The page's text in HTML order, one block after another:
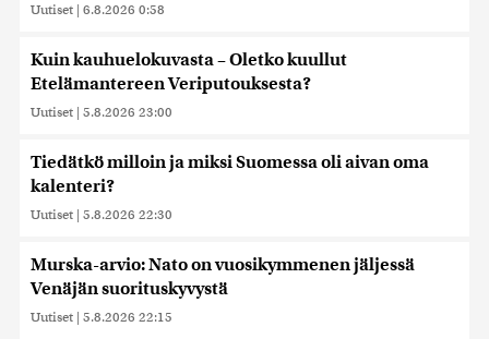
Uutiset | 6.8.2026 0:58
Kuin kauhuelokuvasta – Oletko kuullut
Etelämantereen Veriputouksesta?
Uutiset | 5.8.2026 23:00
Tiedätkö milloin ja miksi Suomessa oli aivan oma
kalenteri?
Uutiset | 5.8.2026 22:30
Murska-arvio: Nato on vuosikymmenen jäljessä
Venäjän suorituskyvystä
Uutiset | 5.8.2026 22:15